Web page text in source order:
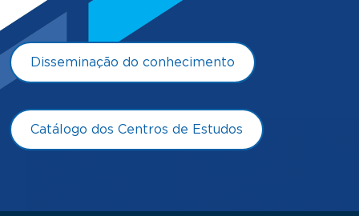
Disseminação do conhecimento
Catálogo dos Centros de Estudos